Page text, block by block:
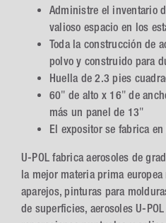
Administre el inventario
valioso espacio en los
Toda la construcción de
polvo y construido para
Huella de 2.3 pies
60″ de alto x 16″ de
más un panel de 13″
El expositor se fabrica en
U-POL fabrica aerosoles de
la mejor materia prima
aparejos, pinturas para
de superficies, aerosoles U-